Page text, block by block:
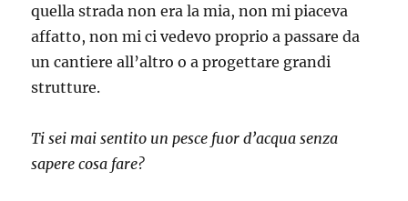
quella strada non era la mia, non mi piaceva
affatto, non mi ci vedevo proprio a passare da
un cantiere all’altro o a progettare grandi
strutture.
Ti sei mai sentito un pesce fuor d’acqua senza
sapere cosa fare?